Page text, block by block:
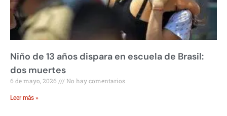
Niño de 13 años dispara en escuela de Brasil:
dos muertes
6 de mayo, 2026 No hay comentarios
Leer más »